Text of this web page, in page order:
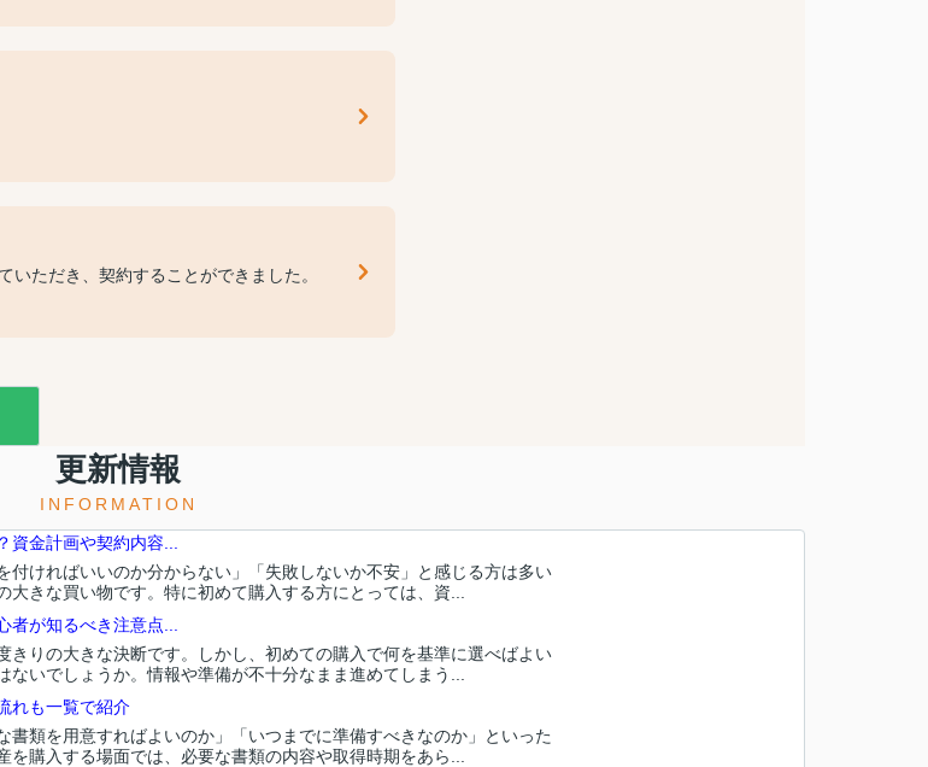
ただき、契約することができました。
更新情報
INFORMATION
金計画や契約内容...
付ければいいのか分からない」「失敗しないか不安」と感じる方は多い
きな買い物です。特に初めて購入する方にとっては、資...
が知るべき注意点...
きりの大きな決断です。しかし、初めての購入で何を基準に選べばよい
いでしょうか。情報や準備が不十分なまま進めてしまう...
れも一覧で紹介
類を用意すればよいのか」「いつまでに準備すべきなのか」といった
購入する場面では、必要な書類の内容や取得時期をあら...